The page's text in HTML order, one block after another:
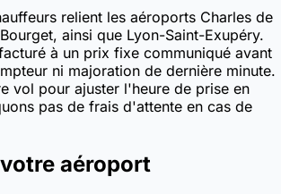
relient les aéroports Charles de
ainsi que Lyon-Saint-Exupéry.
à un prix fixe communiqué avant
ni majoration de dernière minute.
vol pour ajuster l'heure de prise en
pas de frais d'attente en cas de
aéroport